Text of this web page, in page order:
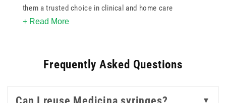
them a trusted choice in clinical and home care
environments. With sizes ranging from 0.5ml to 60ml,
compatibility, along with oral and oral reusable options
+ Read More
Frequently Asked Questions
▼